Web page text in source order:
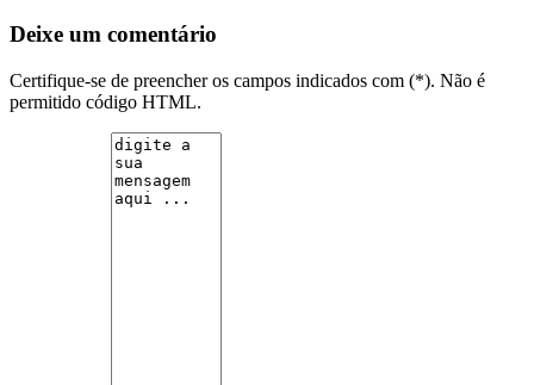
Deixe um comentário
Certifique-se de preencher os campos indicados com (*). Não é
permitido código HTML.